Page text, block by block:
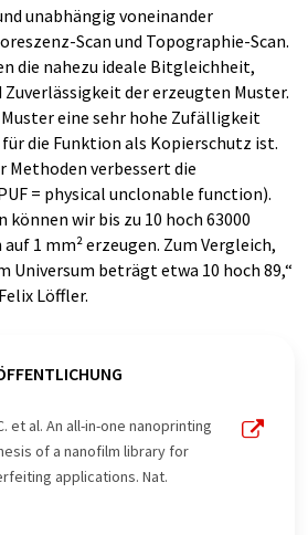
unabhängig voneinander
Scan und Topographie-Scan.
die nahezu ideale Bitgleichheit,
der erzeugten Muster.
Muster eine sehr hohe Zufälligkeit
die Funktion als Kopierschutz ist.
Methoden verbessert die
= physical unclonable function).
können wir bis zu 10 hoch 63000
1 mm² erzeugen. Zum Vergleich,
Universum beträgt etwa 10 hoch 89,“
Löffler.
et al. An all-in-one nanoprinting
of a nanofilm library for
applications. Nat.